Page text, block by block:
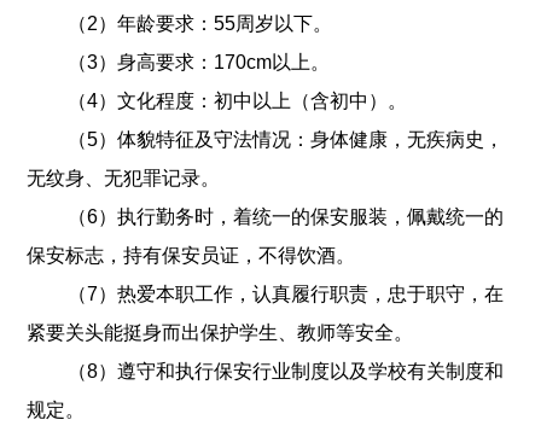
（2）年龄要求：55周岁以下。
（3）身高要求：170cm以上。
（4）文化程度：初中以上（含初中）。
（5）体貌特征及守法情况：身体健康，无疾病史，
无纹身、无犯罪记录。
（6）执行勤务时，着统一的保安服装，佩戴统一的
保安标志，持有保安员证，不得饮酒。
（7）热爱本职工作，认真履行职责，忠于职守，在
紧要关头能挺身而出保护学生、教师等安全。
（8）遵守和执行保安行业制度以及学校有关制度和
规定。